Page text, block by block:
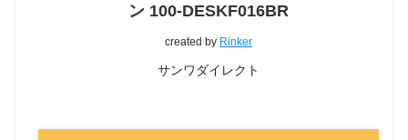
ン 100-DESKF016BR
created by Rinker
サンワダイレクト